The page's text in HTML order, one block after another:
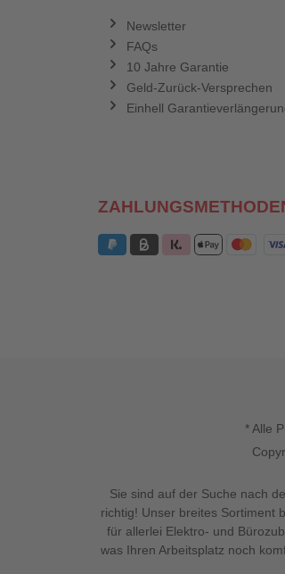
Newsletter
FAQs
10 Jahre Garantie
Geld-Zurück-Versprechen
Einhell
* Alle
Sie sind auf der Suche nach
richtig! Unser breites Sortiment
für allerlei Elektro- und
was Ihren Arbeitsplatz noch